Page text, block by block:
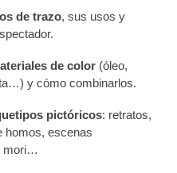
de trazo, sus usos y
de color (óleo,
y cómo combinarlos.
pictóricos: retratos,
homos, escenas
mori…